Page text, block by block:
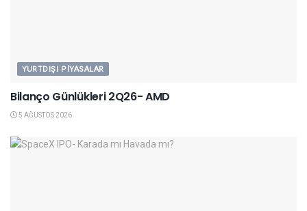
YURTDIŞI PIYASALAR
Bilanço Günlükleri 2Q26- AMD
5 AĞUSTOS 2026